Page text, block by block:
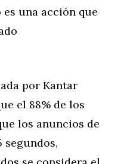
una acción que
por Kantar
el 88% de los
los anuncios de
segundos,